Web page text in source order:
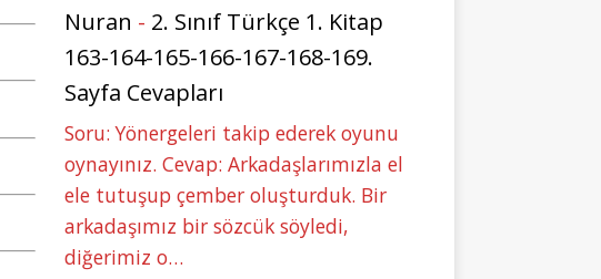
Nuran - 2. Sınıf Türkçe 1. Kitap
163-164-165-166-167-168-169.
Sayfa Cevapları
Soru: Yönergeleri takip ederek oyunu
oynayınız. Cevap: Arkadaşlarımızla el
ele tutuşup çember oluşturduk. Bir
arkadaşımız bir sözcük söyledi,
diğerimiz o…